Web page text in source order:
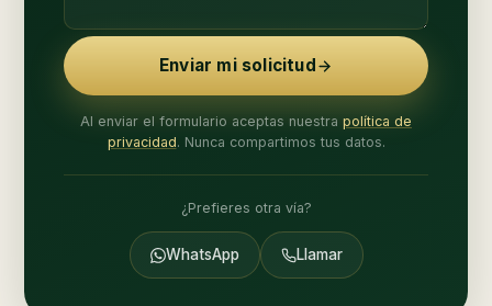
Enviar mi solicitud
Al enviar el formulario aceptas nuestra política de
privacidad. Nunca compartimos tus datos.
¿Prefieres otra vía?
WhatsApp Llamar